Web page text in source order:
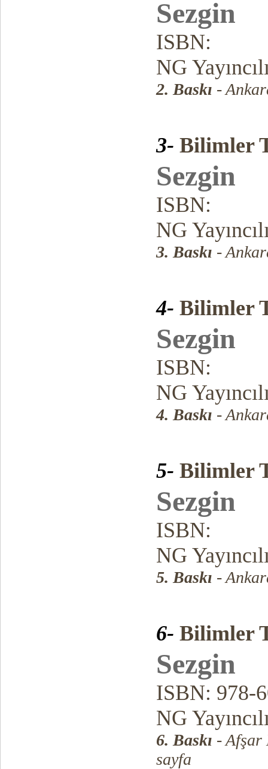
Sezgin
ISBN:
NG
2. Baskı -
3- Bilimler
Sezgin
ISBN:
NG
3. Baskı -
4- Bilimler
Sezgin
ISBN:
NG
4. Baskı -
5- Bilimler
Sezgin
ISBN:
NG
5. Baskı -
6- Bilimler
Sezgin
ISBN: 978-
NG
6. Baskı - Afşar
sayfa